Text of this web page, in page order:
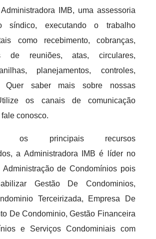
IMB, uma assessoria
síndico, executando o trabalho
como recebimento, cobranças,
de reuniões, atas, circulares,
planejamentos, controles,
Quer saber mais sobre nossas
os canais de comunicação
conosco.
os principais recursos
a Administradora IMB é líder no
Administração de Condomínios pois
Gestão De Condominios,
Terceirizada, Empresa De
De Condominio, Gestão Financeira
e Serviços Condominiais com